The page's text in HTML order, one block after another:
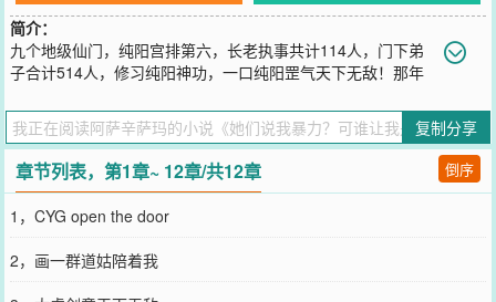
简介：
九个地级仙门，纯阳宫排第六，长老执事共计114人，门下弟
子合计514人，修习纯阳神功，一口纯阳罡气天下无敌！那年
宫终于后继有人了。”
您要是觉得《她们说我暴力？可谁让我是体修》还不错的话请不要忘
记向您QQ群和微博微信里的朋友推荐哦！
复制分享
章节列表，第1章~ 12章/共12章 倒序
1，CYG open the door
2，画一群道姑陪着我